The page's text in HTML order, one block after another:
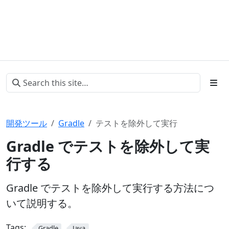
開発ツール Gradle テストを除外して実行
Gradle でテストを除外して実
行する
Gradle でテストを除外して実行する方法につ
いて説明する。